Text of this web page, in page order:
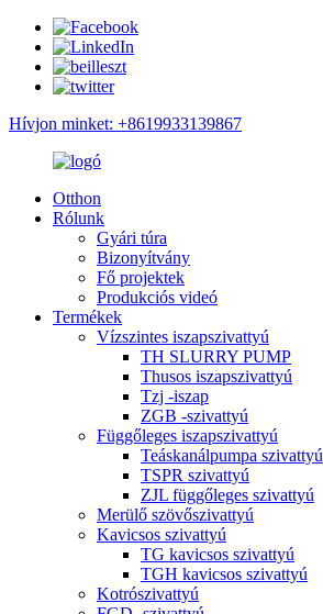
Hívjon minket: +8619933139867
Otthon
Rólunk
Gyári túra
Bizonyítvány
Fő projektek
Produkciós videó
Termékek
Vízszintes iszapszivattyú
TH SLURRY PUMP
Thusos iszapszivattyú
Tzj -iszap
ZGB -szivattyú
Függőleges iszapszivattyú
Teáskanálpumpa szivattyú
TSPR szivattyú
ZJL függőleges szivattyú
Merülő szövőszivattyú
Kavicsos szivattyú
TG kavicsos szivattyú
TGH kavicsos szivattyú
Kotrószivattyú